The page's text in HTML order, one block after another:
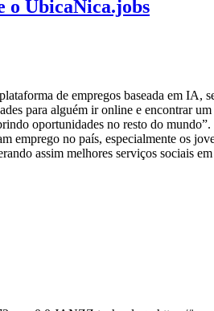
o UbicaNica.jobs
de empregos baseada em
para alguém ir online e encontrar
oportunidades no resto do
emprego no país, especialmente os
assim melhores serviços sociais